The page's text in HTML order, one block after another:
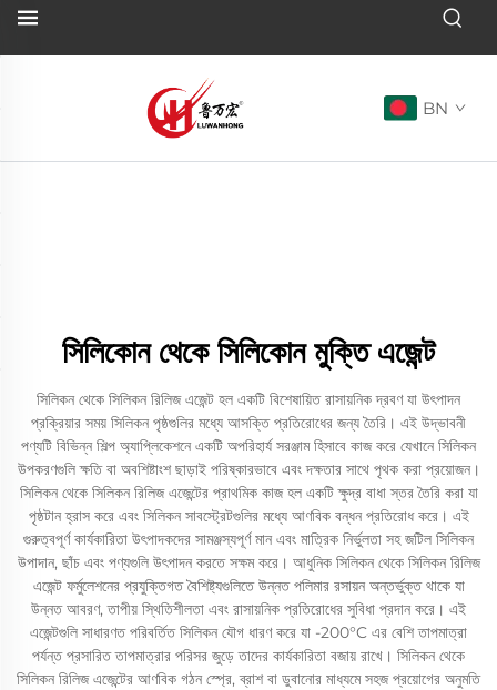
BN
সিলিকোন থেকে সিলিকোন মুক্তি এজেন্ট
সিলিকন থেকে সিলিকন রিলিজ এজেন্ট হল একটি বিশেষায়িত রাসায়নিক দ্রবণ যা উৎপাদন
প্রক্রিয়ার সময় সিলিকন পৃষ্ঠগুলির মধ্যে আসক্তি প্রতিরোধের জন্য তৈরি। এই উদ্ভাবনী
পণ্যটি বিভিন্ন শিল্প অ্যাপ্লিকেশনে একটি অপরিহার্য সরঞ্জাম হিসাবে কাজ করে যেখানে সিলিকন
উপকরণগুলি ক্ষতি বা অবশিষ্টাংশ ছাড়াই পরিষ্কারভাবে এবং দক্ষতার সাথে পৃথক করা প্রয়োজন।
সিলিকন থেকে সিলিকন রিলিজ এজেন্টের প্রাথমিক কাজ হল একটি ক্ষুদ্র বাধা স্তর তৈরি করা যা
পৃষ্ঠটান হ্রাস করে এবং সিলিকন সাবস্ট্রেটগুলির মধ্যে আণবিক বন্ধন প্রতিরোধ করে। এই
গুরুত্বপূর্ণ কার্যকারিতা উৎপাদকদের সামঞ্জস্যপূর্ণ মান এবং মাত্রিক নির্ভুলতা সহ জটিল সিলিকন
উপাদান, ছাঁচ এবং পণ্যগুলি উৎপাদন করতে সক্ষম করে। আধুনিক সিলিকন থেকে সিলিকন রিলিজ
এজেন্ট ফর্মুলেশনের প্রযুক্তিগত বৈশিষ্ট্যগুলিতে উন্নত পলিমার রসায়ন অন্তর্ভুক্ত থাকে যা
উন্নত আবরণ, তাপীয় স্থিতিশীলতা এবং রাসায়নিক প্রতিরোধের সুবিধা প্রদান করে। এই
এজেন্টগুলি সাধারণত পরিবর্তিত সিলিকন যৌগ ধারণ করে যা -200°C এর বেশি তাপমাত্রা
পর্যন্ত প্রসারিত তাপমাত্রার পরিসর জুড়ে তাদের কার্যকারিতা বজায় রাখে। সিলিকন থেকে
সিলিকন রিলিজ এজেন্টের আণবিক গঠন স্প্রে, ব্রাশ বা ডুবানোর মাধ্যমে সহজ প্রয়োগের অনুমতি